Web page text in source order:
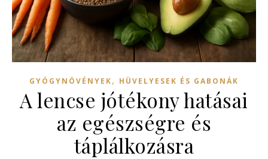
GYÓGYNÖVÉNYEK, HÜVELYESEK ÉS GABONÁK
A lencse jótékony hatásai
az egészségre és
táplálkozásra